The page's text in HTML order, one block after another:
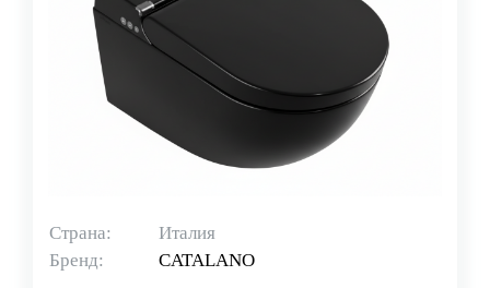
Страна:
Италия
Бренд:
CATALANO